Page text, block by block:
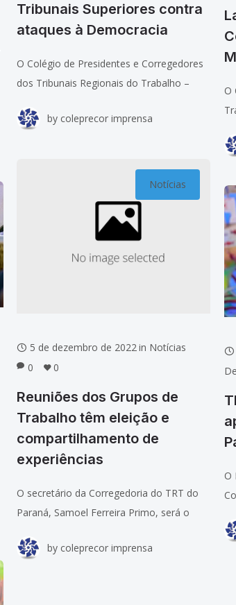
Tribunais Superiores contra
ataques à Democracia
O Colégio de Presidentes e Corregedores
dos Tribunais Regionais do Trabalho –
de modo pleno e irrestrito, a nota emitida
by coleprecor imprensa
O
Notícias
5 de dezembro de 2022in Notícias
0
0
Reuniões dos Grupos de
Trabalho têm eleição e
compartilhamento de
experiências
O secretário da Corregedoria do TRT do
Paraná, Samoel Ferreira Primo, será o
das Corregedorias Regionais, no
by coleprecor imprensa
O